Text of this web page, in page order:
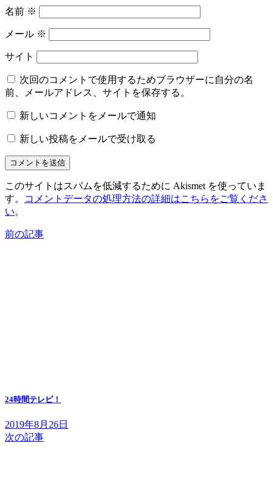
名前 ※
メール ※
サイト
次回のコメントで使用するためブラウザーに自分の名
前、メールアドレス、サイトを保存する。
新しいコメントをメールで通知
新しい投稿をメールで受け取る
このサイトはスパムを低減するために Akismet を使っていま
す。
コメントデータの処理方法の詳細はこちらをご覧くださ
い。
前の記事
24時間テレビ！
2019年8月26日
次の記事